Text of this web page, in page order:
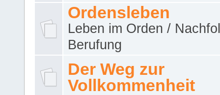
Ordensleben
Leben im Orden /
Berufung
Der Weg zur
Vollkommenheit